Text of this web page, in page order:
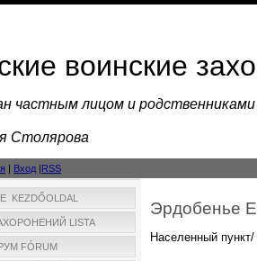
воинские
частным лицом и
Столярова
| Вход |RSS
KEZDŐOLDAL
LISTA
FÓRUM
Эрдобенье
Населенный